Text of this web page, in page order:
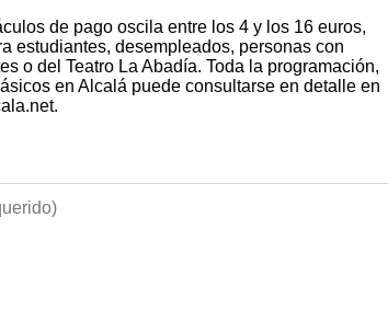
de pago oscila entre los 4 y los 16 euros,
estudiantes, desempleados, personas con
o del Teatro La Abadía. Toda la programación,
en Alcalá puede consultarse en detalle en